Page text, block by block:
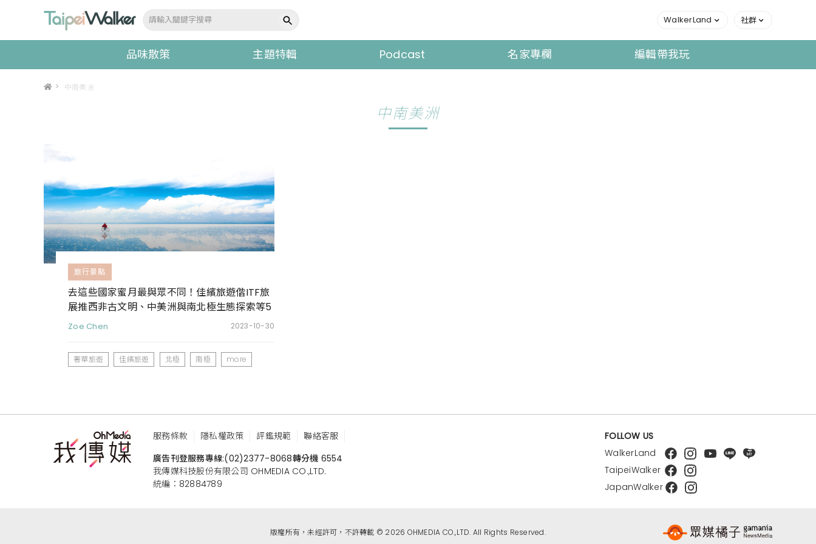
WalkerLand 社群
品味散策 主題特輯 Podcast 名家專欄 編輯帶我玩
> 中南美洲
中南美洲
旅行景點
去這些國家蜜月最與眾不同！佳繽旅遊偕ITF旅
展推西非古文明、中美洲與南北極生態探索等5
大特殊行程
Zoe Chen 2023-10-30
奢華旅遊 佳繽旅遊 北極 南極 more
服務條款 隱私權政策 評鑑規範
聯絡客服
廣告刊登服務專線:(02)2377-8068轉分機 6554
我傳媒科技股份有限公司 OHMEDIA CO.,LTD.
統編：82884789
FOLLOW US
WalkerLand
TaipeiWalker
JapanWalker
版權所有，未經許可，不許轉載 © 2026 OHMEDIA CO.,LTD. All Rights Reserved.